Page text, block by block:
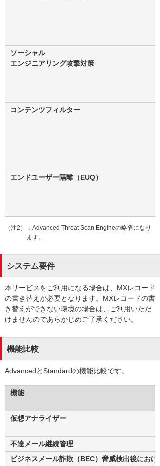
ソーシャル
エンジニアリング攻撃対策
コンテンツフィルター
エンドユーザー隔離（EUQ）
（注2）：Advanced Threat Scan Engineの略省になり
ます。
システム要件
本サービスをご利用になる場合は、MXレコード
の書き替えが必要となります。MXレコードの書
き替えができない環境の場合は、ご利用いただ
けませんのであらかじめご了承ください。
機能比較
AdvancedとStandardの機能比較です。
機能
仮想アナライザー
不達メール継続管理
ビジネスメール詐欺（BEC）脅威検出後におけ